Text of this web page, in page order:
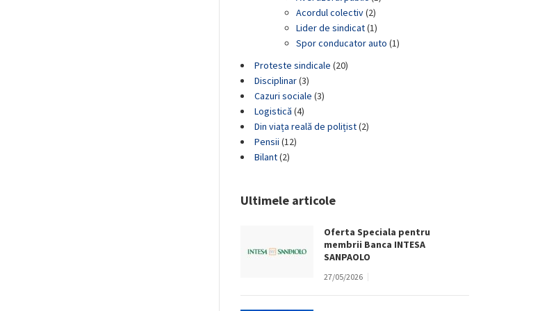
Acordul colectiv(2)
Lider de sindicat(1)
Spor conducator auto (1)
Proteste sindicale (20)
Disciplinar(3)
Cazuri sociale (3)
Logistică (4)
Din viața reală de polițist(2)
Pensii (12)
Bilant(2)
Ultimele articole
Oferta Speciala pentru
membrii Banca INTESA
SANPAOLO
27/05/2026